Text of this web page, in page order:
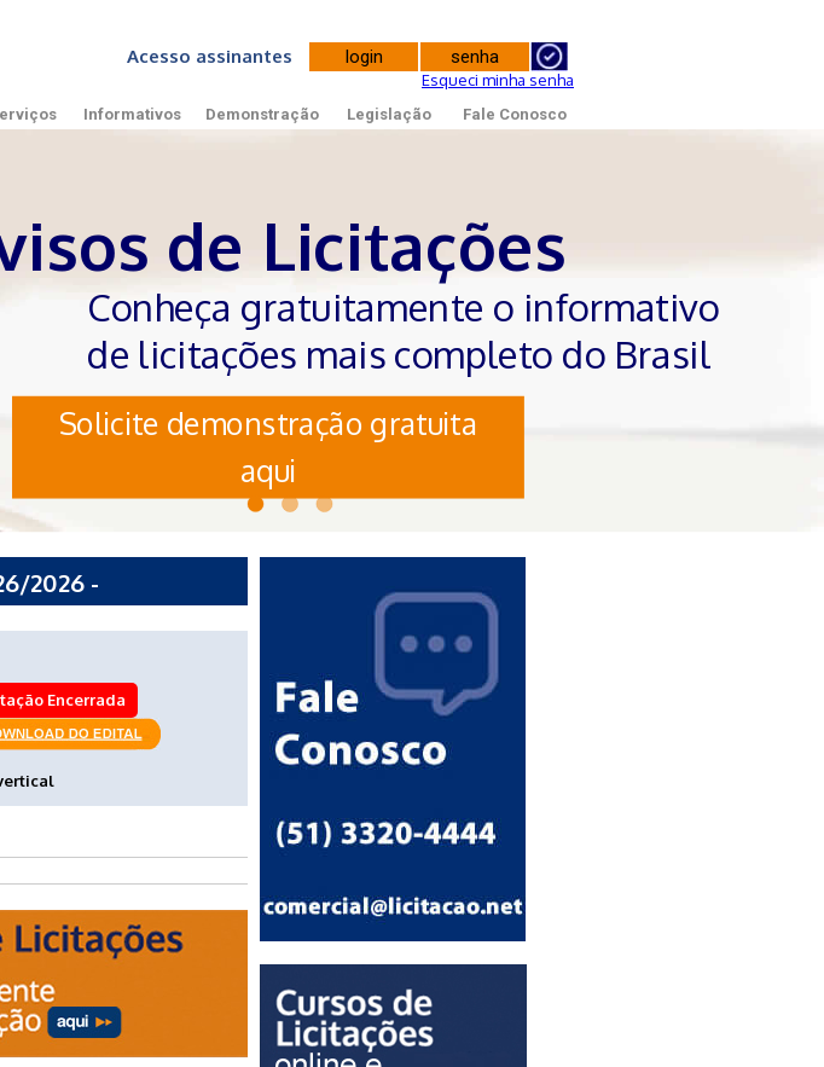
Acesso assinantes
Esqueci minha senha
Informativos Demonstração Legislação Fale Conosco
de Licitações
Conheça gratuitamente o informativo
de licitações mais completo do Brasil
Solicite demonstração gratuita
aqui
2026 -
Encerrada